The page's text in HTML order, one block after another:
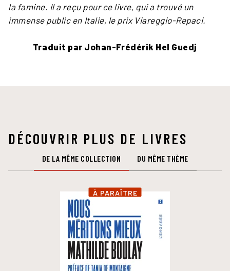
la famine. Il a reçu pour ce livre, qui a trouvé un
immense public en Italie, le prix Viareggio-Repaci.
Traduit par Johan-Frédérik Hel Guedj
DÉCOUVRIR PLUS DE LIVRES
DE LA MÊME COLLECTION DU MÊME THÈME
À PARAÎTRE